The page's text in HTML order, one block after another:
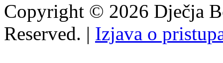
Copyright © 2026 Dječja
Reserved. | Izjava o